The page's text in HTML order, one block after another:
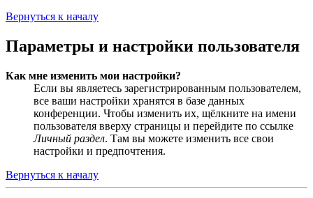
Вернуться к началу
Параметры и настройки пользователя
Как мне изменить мои настройки?
Если вы являетесь зарегистрированным пользователем,
все ваши настройки хранятся в базе данных
конференции. Чтобы изменить их, щёлкните на имени
пользователя вверху страницы и перейдите по ссылке
Личный раздел. Там вы можете изменить все свои
настройки и предпочтения.
Вернуться к началу